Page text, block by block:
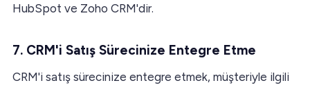
HubSpot ve Zoho CRM'dir.
7. CRM'i Satış Sürecinize Entegre Etme
CRM'i satış sürecinize entegre etmek, müşteriyle ilgili